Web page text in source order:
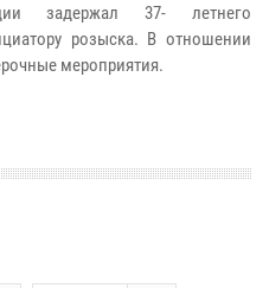
задержал 37- летнего
розыска. В отношении
мероприятия.